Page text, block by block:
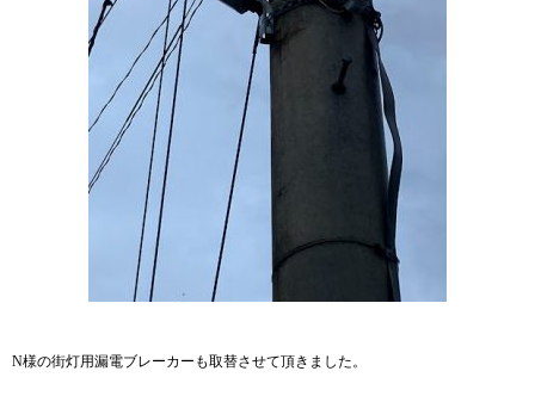
N様の街灯用漏電ブレーカーも取替させて頂きました。